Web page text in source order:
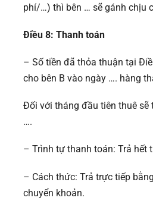
phí/…) thì bên … sẽ gánh chịu
Điều 8: Thanh toán
– Số tiền đã thỏa thuận tại
cho bên B vào ngày …. hàng
Đối với tháng đầu tiên thuê
….
– Trình tự thanh toán: Trả hết
– Cách thức: Trả trực tiếp
chuyển khoản.